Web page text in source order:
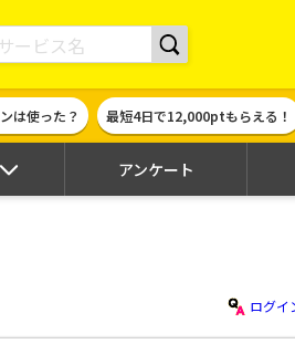
交換できるポイントサイト | ハピタス
は使った？ 最短4日で12,000ptもらえる！
アンケート
ログイ